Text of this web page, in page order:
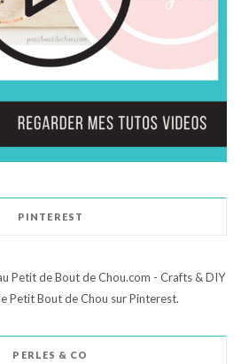
PINTEREST
Petit de Bout de Chou.com - Crafts & DIY
Petit Bout de Chou sur Pinterest.
PERLES & CO